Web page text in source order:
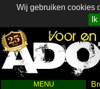
Wij gebruiken cookies
MENU